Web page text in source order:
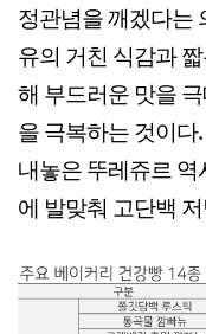
정관념을 깨겠다는
유의 거친 식감과
해 부드러운 맛을
을 극복하는 것이다
내놓은 뚜레쥬르
에 발맞춰 고단백